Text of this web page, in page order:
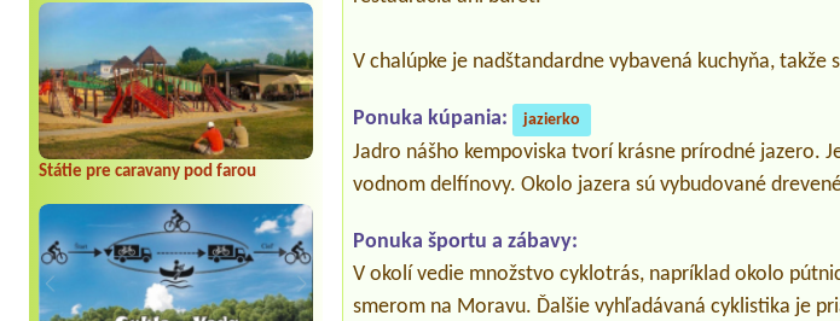
Státie pre caravany pod farou
V chalúpke je nadštandardne vybavená kuchyňa,
Ponuka kúpania: jazierko
Jadro nášho kempoviska tvorí krásne prírodné jazero.
vodnom delfínovy. Okolo jazera sú vybudované
Ponuka športu a zábavy:
V okolí vedie množstvo cyklotrás, napríklad okolo
smerom na Moravu. Ďalšie vyhľadávaná cyklistika je